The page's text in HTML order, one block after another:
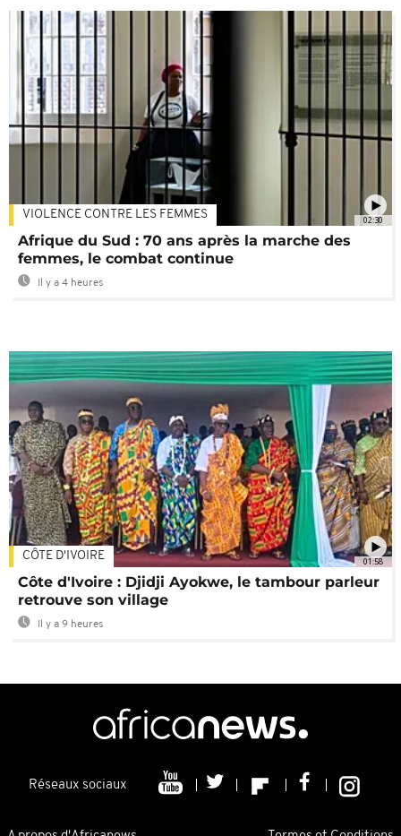
02:30
VIOLENCE CONTRE LES FEMMES
Afrique du Sud : 70 ans après la marche des
femmes, le combat continue
Il y a 4 heures
01:58
CÔTE D'IVOIRE
Côte d'Ivoire : Djidji Ayokwe, le tambour parleur
retrouve son village
Il y a 9 heures
Réseaux sociaux